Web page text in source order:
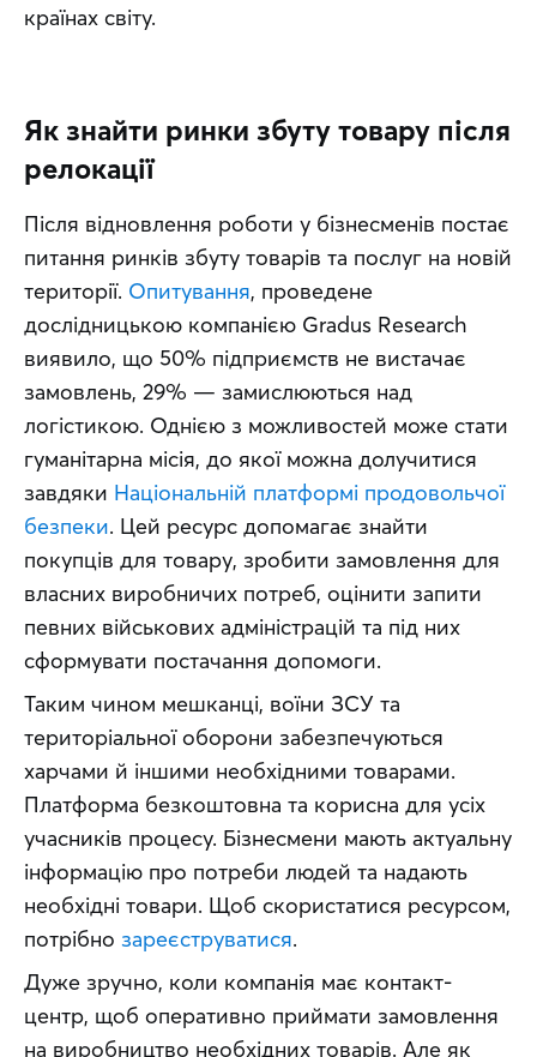
країнах світу.
Як знайти ринки збуту товару після
релокації
Після відновлення роботи у бізнесменів постає
питання ринків збуту товарів та послуг на новій
території. Опитування, проведене
дослідницькою компанією Gradus Research
виявило, що 50% підприємств не вистачає
замовлень, 29% — замислюються над
логістикою. Однією з можливостей може стати
гуманітарна місія, до якої можна долучитися
завдяки Національній платформі продовольчої
безпеки. Цей ресурс допомагає знайти
покупців для товару, зробити замовлення для
власних виробничих потреб, оцінити запити
певних військових адміністрацій та під них
сформувати постачання допомоги.
Таким чином мешканці, воїни ЗСУ та
територіальної оборони забезпечуються
харчами й іншими необхідними товарами.
Платформа безкоштовна та корисна для усіх
учасників процесу. Бізнесмени мають актуальну
інформацію про потреби людей та надають
необхідні товари. Щоб скористатися ресурсом,
потрібно зареєструватися.
Дуже зручно, коли компанія має контакт-
центр, щоб оперативно приймати замовлення
на виробництво необхідних товарів. Але як